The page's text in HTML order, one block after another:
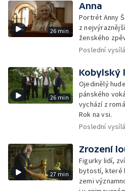
26 min
Anna
Portrét Anny
z
ženského
Poslední
26 min
Kobylský
Ojedinělý
pánského
vychází z
Rok na vsi.
Poslední
27 min
Zrození
Figurky lidí,
bytostí, které
zemi